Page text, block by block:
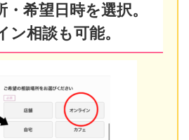
・希望日時を選択。
ン相談も可能。